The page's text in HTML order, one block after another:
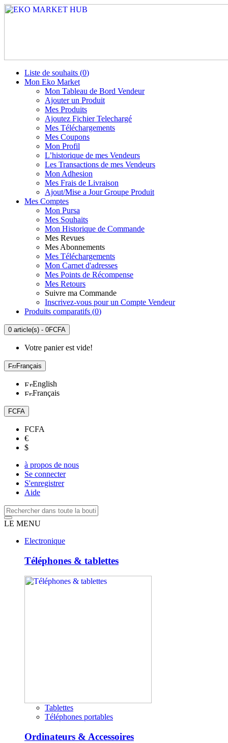
Liste de souhaits (0)
Mon Eko Market
Mon Tableau de Bord Vendeur
Ajouter un Produit
Mes Produits
Ajoutez Fichier Telechargé
Mes Téléchargements
Mes Coupons
Mon Profil
L’historique de mes Vendeurs
Les Transactions de mes Vendeurs
Mon Adhesion
Mes Frais de Livraison
Ajout/Mise a Jour Groupe Produit
Mes Comptes
Mon Pursa
Mes Souhaits
Mon Historique de Commande
Mes Revues
Mes Abonnements
Mes Téléchargements
Mon Carnet d'adresses
Mes Points de Récompense
Mes Retours
Suivre ma Commande
Inscrivez-vous pour un Compte Vendeur
Produits comparatifs (0)
0 article(s) - 0FCFA
Votre panier est vide!
Français
English
Français
FCFA
FCFA
€
$
à propos de nous
Se connecter
S'enregistrer
Aide
LE MENU
Electronique
Téléphones & tablettes
Tablettes
Téléphones portables
Ordinateurs & Accessoires